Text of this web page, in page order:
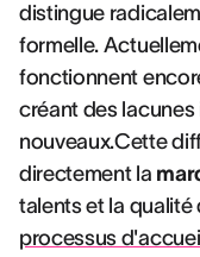
distingue
formelle.
fonctionnent
créant des
nouveaux.Cette
directement la
talents et la qualité
processus